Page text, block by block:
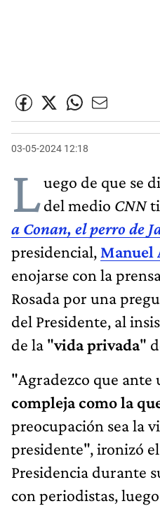
03-05-2024 12:18
Luego de que se
del medio CNN
a Conan, el perro de
presidencial, Manuel
enojarse con la
Rosada por una
del Presidente, al
de la "vida privada"
"Agradezco que ante
compleja como la
preocupación sea la
presidente", ironizó
Presidencia durante
con periodistas,